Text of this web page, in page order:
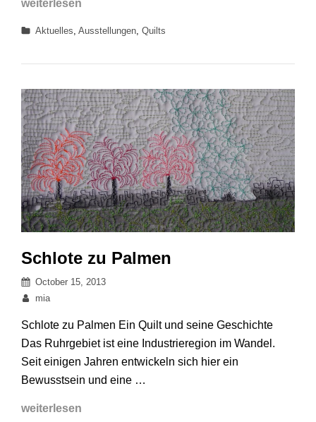
und
weiterlesen
Grafik
und
Spiel
Categories
Aktuelles, Ausstellungen, Quilts
Schlote zu Palmen
Posted
on
October 15, 2013
By
mia
Schlote zu Palmen Ein Quilt und seine Geschichte
Das Ruhrgebiet ist eine Industrieregion im Wandel.
Seit einigen Jahren entwickeln sich hier ein
Bewusstsein und eine …
weiterlesen